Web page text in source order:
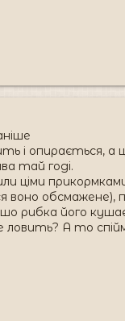
і опирається,
тай годі.
ціми
воно
його
А то